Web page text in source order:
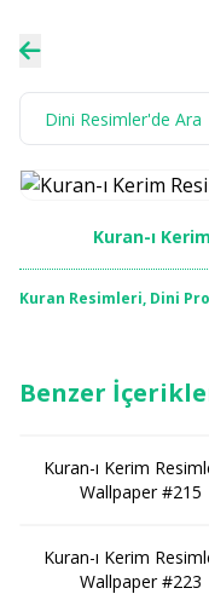
Kuran-ı
Kuran Resimleri, Dini
Benzer
Kuran-ı Kerim
Wallpaper #215
Kuran-ı Kerim
Wallpaper #223